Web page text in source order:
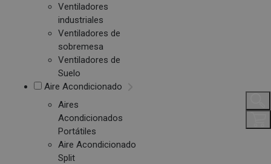
Ventiladores
industriales
Ventiladores de
sobremesa
Ventiladores de
Suelo
Aire Acondicionado
Aires
Acondicionados
Portátiles
Aire Acondicionado
Split